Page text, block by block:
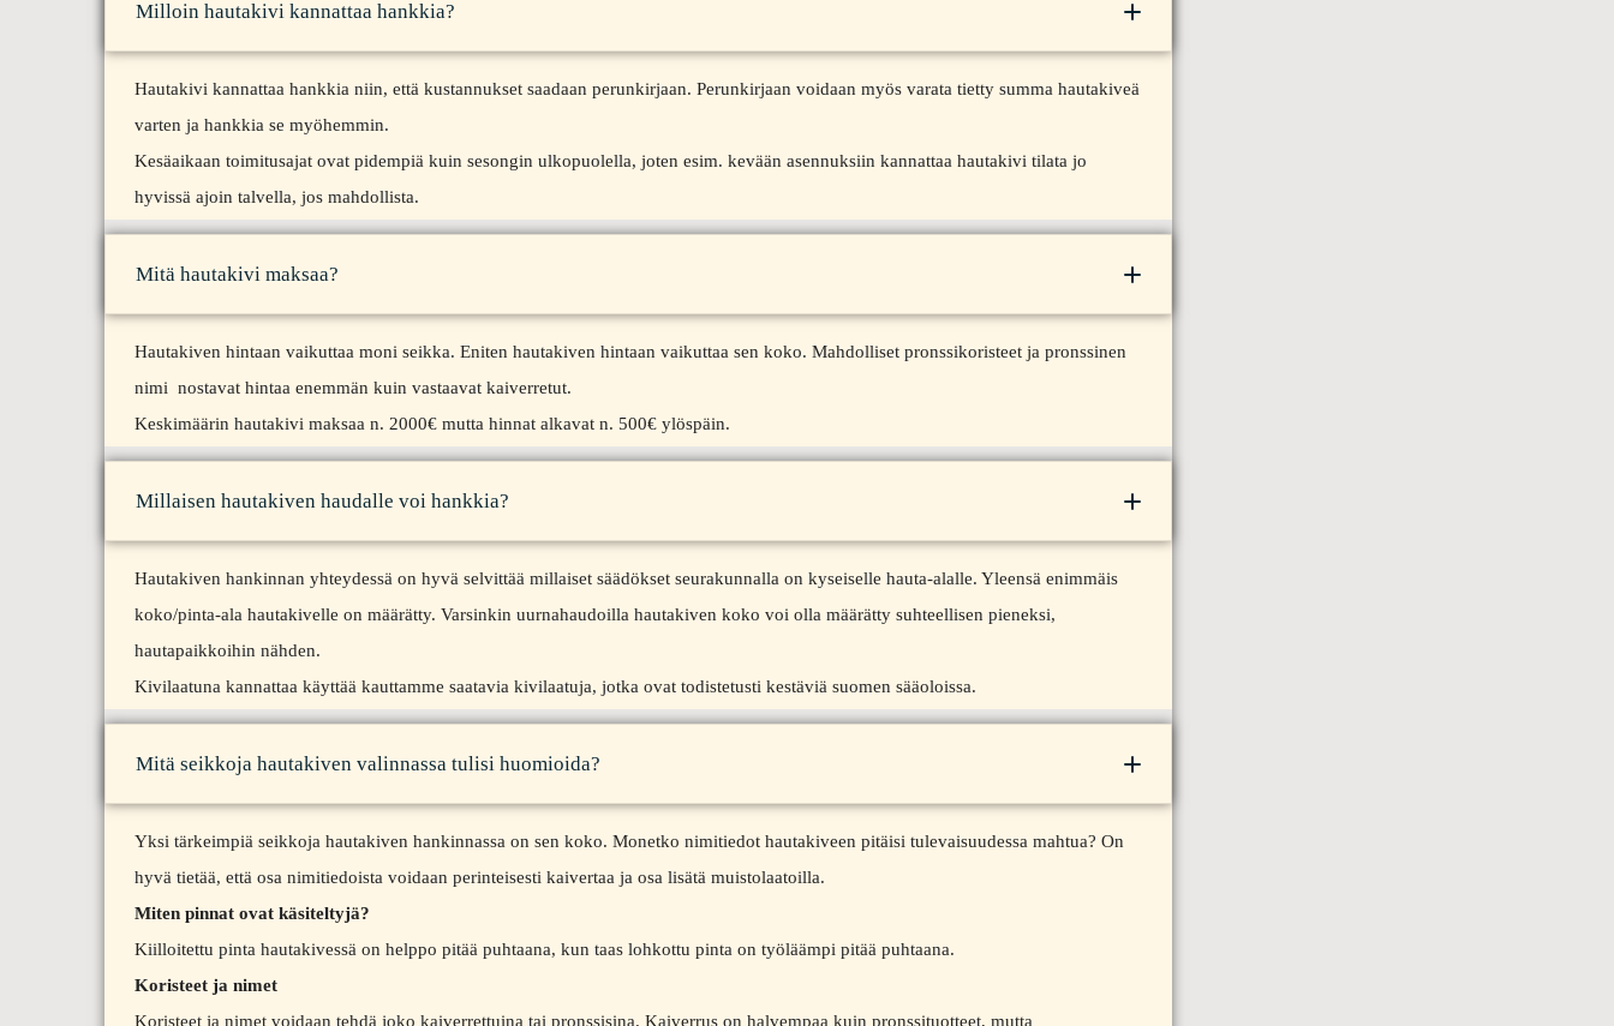
Milloin hautakivi kannattaa hankkia?
Hautakivi kannattaa hankkia niin, että kustannukset saadaan perunkirjaan. Perunkirjaan voidaan myös varata tietty summa hautakiveä
varten ja hankkia se myöhemmin.
Kesäaikaan toimitusajat ovat pidempiä kuin sesongin ulkopuolella, joten esim. kevään asennuksiin kannattaa hautakivi tilata jo
hyvissä ajoin talvella, jos mahdollista.
Mitä hautakivi maksaa?
Hautakiven hintaan vaikuttaa moni seikka. Eniten hautakiven hintaan vaikuttaa sen koko. Mahdolliset pronssikoristeet ja pronssinen
nimi nostavat hintaa enemmän kuin vastaavat kaiverretut.
Keskimäärin hautakivi maksaa n. 2000€ mutta hinnat alkavat n. 500€ ylöspäin.
Millaisen hautakiven haudalle voi hankkia?
Hautakiven hankinnan yhteydessä on hyvä selvittää millaiset säädökset seurakunnalla on kyseiselle hauta-alalle. Yleensä enimmäis
koko/pinta-ala hautakivelle on määrätty. Varsinkin uurnahaudoilla hautakiven koko voi olla määrätty suhteellisen pieneksi,
hautapaikkoihin nähden.
Kivilaatuna kannattaa käyttää kauttamme saatavia kivilaatuja, jotka ovat todistetusti kestäviä suomen sääoloissa.
Mitä seikkoja hautakiven valinnassa tulisi huomioida?
Yksi tärkeimpiä seikkoja hautakiven hankinnassa on sen koko. Monetko nimitiedot hautakiveen pitäisi tulevaisuudessa mahtua? On
hyvä tietää, että osa nimitiedoista voidaan perinteisesti kaivertaa ja osa lisätä muistolaatoilla.
Miten pinnat ovat käsiteltyjä?
Kiilloitettu pinta hautakivessä on helppo pitää puhtaana, kun taas lohkottu pinta on työläämpi pitää puhtaana.
Koristeet ja nimet
Koristeet ja nimet voidaan tehdä joko kaiverrettuina tai pronssisina. Kaiverrus on halvempaa kuin pronssituotteet, mutta